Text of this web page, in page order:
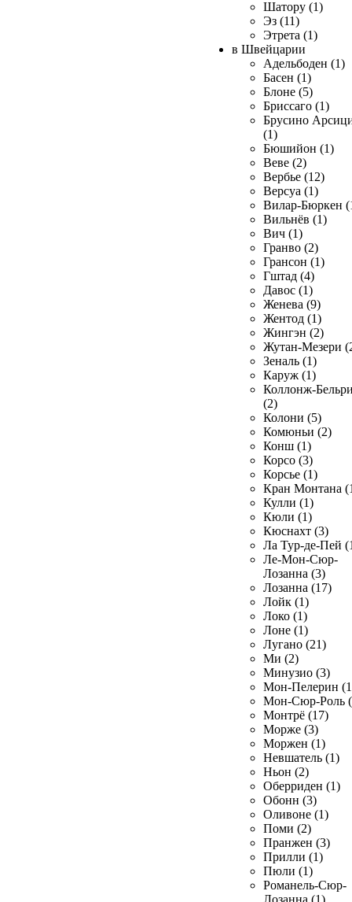
Шатору (1)
Эз (11)
Этрета (1)
в Швейцарии
Адельбоден (1)
Басен (1)
Блоне (5)
Бриссаго (1)
Брусино
(1)
Бюшийон (1)
Веве (2)
Вербье (12)
Версуа (1)
Вилар-Бюркен
Вильнёв (1)
Вич (1)
Гранво (2)
Грансон (1)
Гштад (4)
Давос (1)
Женева (9)
Жентод (1)
Жингэн (2)
Жутан-Мезери
Зеналь (1)
Каруж (1)
Коллонж-
(2)
Колони (5)
Комюньи (2)
Конш (1)
Корсо (3)
Корсье (1)
Кран Монтана
Кулли (1)
Кюли (1)
Кюснахт (3)
Ла Тур-де-Пей
Ле-Мон-Сюр-
Лозанна (3)
Лозанна (17)
Лойк (1)
Локо (1)
Лоне (1)
Лугано (21)
Ми (2)
Минузио (3)
Мон-Пелерин
Мон-Сюр-Роль
Монтрё (17)
Морже (3)
Моржен (1)
Невшатель (1)
Ньон (2)
Оберриден (1)
Обонн (3)
Оливоне (1)
Поми (2)
Пранжен (3)
Прилли (1)
Пюли (1)
Романель-Сюр-
Лозанна (1)